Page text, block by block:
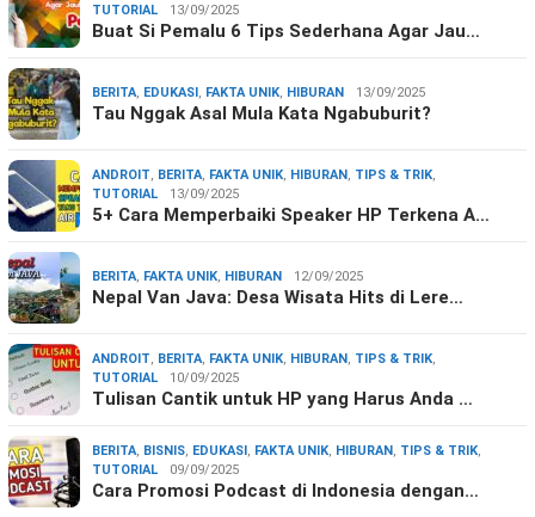
TUTORIAL
13/09/2025
Buat Si Pemalu 6 Tips Sederhana Agar Jau…
BERITA, EDUKASI, FAKTA UNIK, HIBURAN 13/09/2025
Tau Nggak Asal Mula Kata Ngabuburit?
ANDROIT, BERITA, FAKTA UNIK, HIBURAN, TIPS & TRIK,
TUTORIAL
13/09/2025
5+ Cara Memperbaiki Speaker HP Terkena A…
BERITA, FAKTA UNIK, HIBURAN 12/09/2025
Nepal Van Java: Desa Wisata Hits di Lere…
ANDROIT, BERITA, FAKTA UNIK, HIBURAN, TIPS & TRIK,
TUTORIAL
10/09/2025
Tulisan Cantik untuk HP yang Harus Anda …
BERITA, BISNIS, EDUKASI, FAKTA UNIK, HIBURAN, TIPS & TRIK,
TUTORIAL
09/09/2025
Cara Promosi Podcast di Indonesia dengan…